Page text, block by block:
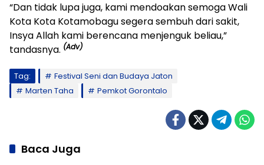
“Dan tidak lupa juga, kami mendoakan semoga Wali
Kota Kota Kotamobagu segera sembuh dari sakit,
Insya Allah kami berencana menjenguk beliau,”
tandasnya. (Adv)
Tag:
Festival Seni dan Budaya Jaton
Marten Taha
Pemkot Gorontalo
Baca Juga